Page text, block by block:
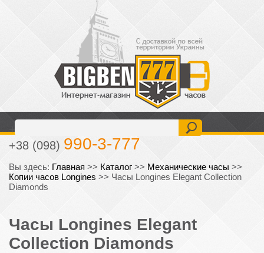
+38 (093)
+38 (098) 990-3-777
Вы здесь: Главная >> Каталог >> Механические часы >>
Копии часов Longines >> Часы Longines Elegant Collection
Diamonds
Часы Longines Elegant
Collection Diamonds